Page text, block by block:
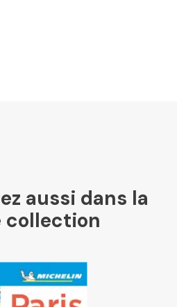
Mollat
aussi dans la
collection